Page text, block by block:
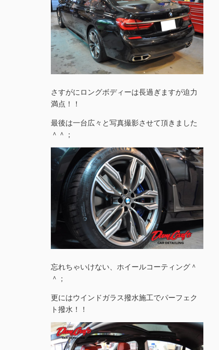
さすがにロングボディーは長過ぎますが迫力
満点！！
最後は一台広々と写真撮影させて頂きました
＾＾；
忘れちゃいけない、ホイールコーティング＾
＾；
更にはウインドガラス撥水施工でパーフェク
ト撥水！！